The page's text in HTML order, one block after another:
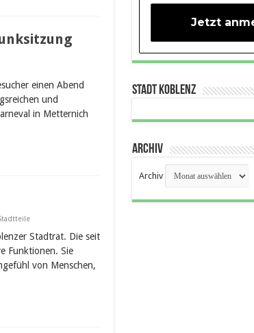
einen Abend
und
in Metternich
Stadtrat. Die seit
Funktionen. Sie
von Menschen,
Stadt Koblenz
Archiv
Archiv